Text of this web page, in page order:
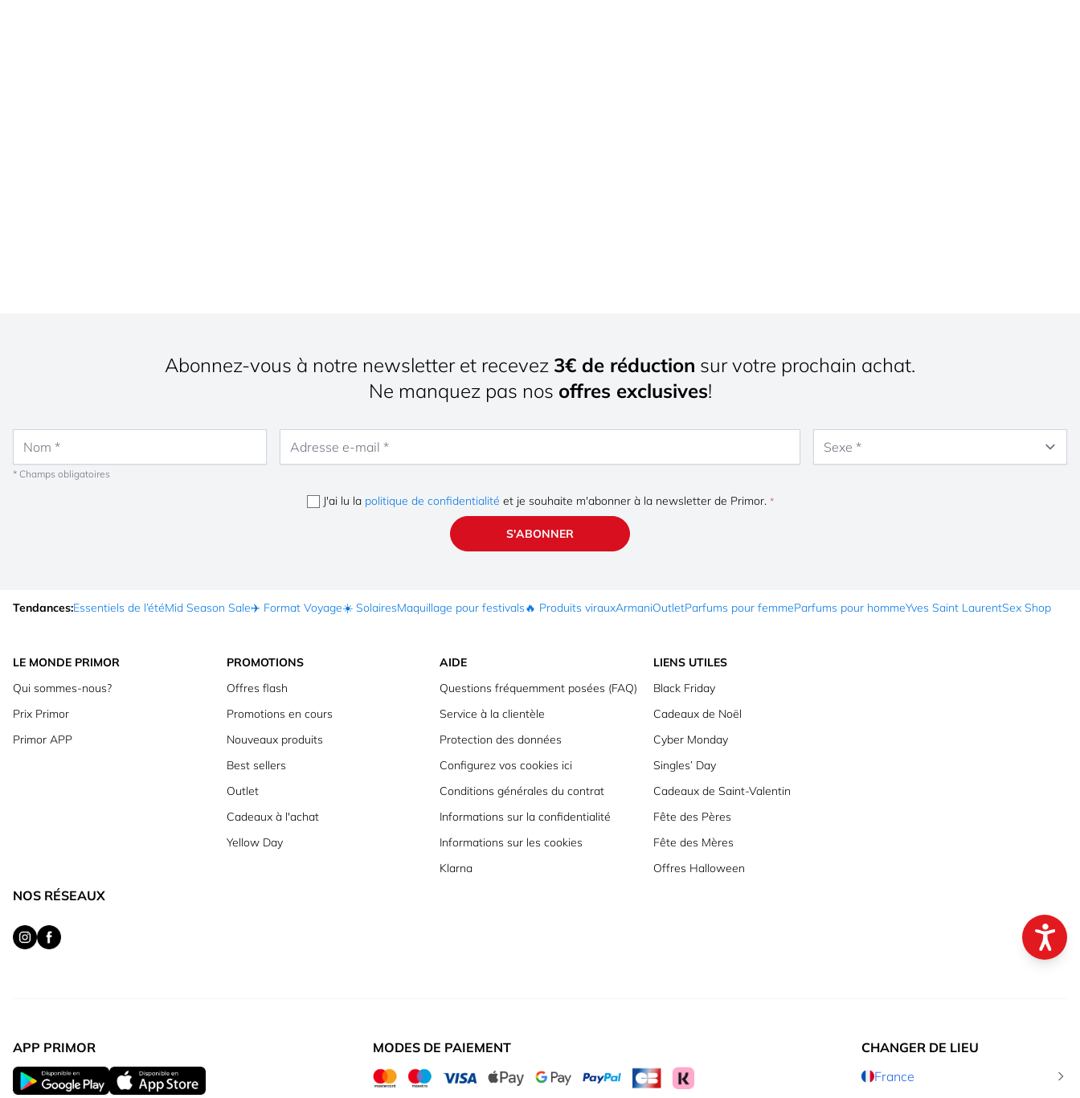
Abonnez-vous à notre newsletter et recevez 3€ de réduction sur votre prochain achat.
Ne manquez pas nos offres exclusives!
* Champs obligatoires
J'ai lu la politique de confidentialité et je souhaite m'abonner à la newsletter de Primor.
S'ABONNER
Tendances:Essentiels de l’étéMid Season Sale✈️ Format Voyage☀️ SolairesMaquillage pour festivals🔥 Produits virauxArmaniOutletParfums pour femmeParfums pour hommeYves Saint LaurentSex Shop
LE MONDE PRIMOR
Qui sommes-nous?
Prix Primor
Primor APP
PROMOTIONS
Offres flash
Promotions en cours
Nouveaux produits
Best sellers
Outlet
Cadeaux à l'achat
Yellow Day
AIDE
Questions fréquemment posées (FAQ)
Service à la clientèle
Protection des données
Configurez vos cookies ici
Conditions générales du contrat
Informations sur la confidentialité
Informations sur les cookies
Klarna
LIENS UTILES
Black Friday
Cadeaux de Noël
Cyber Monday
Singles’ Day
Cadeaux de Saint-Valentin
Fête des Pères
Fête des Mères
Offres Halloween
NOS RÉSEAUX
APP PRIMOR MODES DE PAIEMENT
CHANGER DE LIEU
France